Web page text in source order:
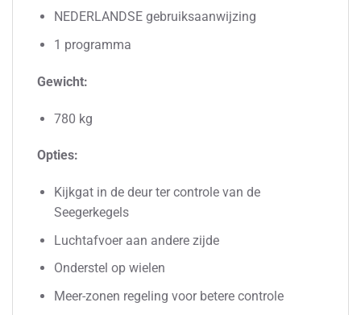
NEDERLANDSE gebruiksaanwijzing
1 programma
Gewicht:
780 kg
Opties:
Kijkgat in de deur ter controle van de
Seegerkegels
Luchtafvoer aan andere zijde
Onderstel op wielen
Meer-zonen regeling voor betere controle